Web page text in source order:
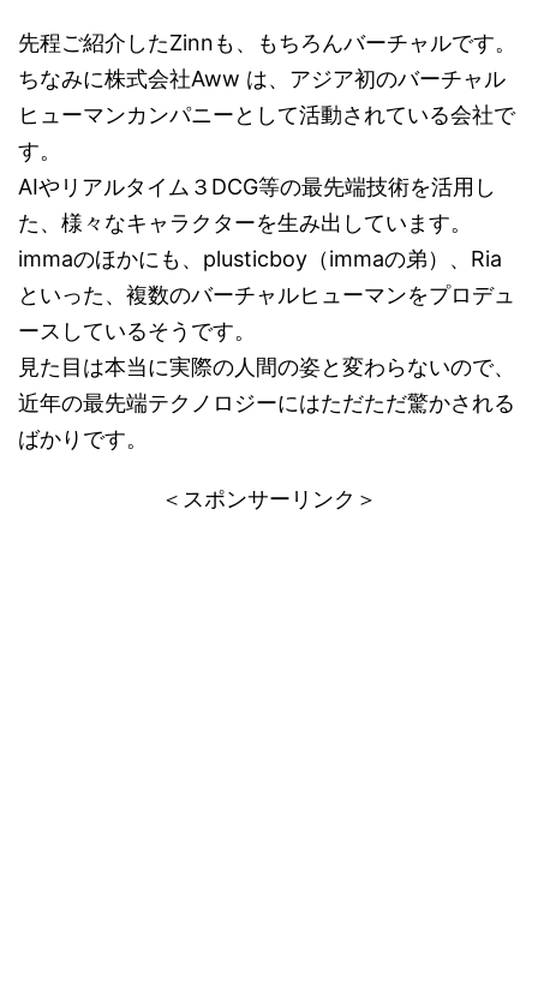
先程ご紹介したZinnも、もちろんバーチャルです。
ちなみに株式会社Aww は、アジア初のバーチャル
ヒューマンカンパニーとして活動されている会社で
す。
AIやリアルタイム３DCG等の最先端技術を活用し
た、様々なキャラクターを生み出しています。
immaのほかにも、plusticboy（immaの弟）、Ria
といった、複数のバーチャルヒューマンをプロデュ
ースしているそうです。
見た目は本当に実際の人間の姿と変わらないので、
近年の最先端テクノロジーにはただただ驚かされる
ばかりです。
＜スポンサーリンク＞